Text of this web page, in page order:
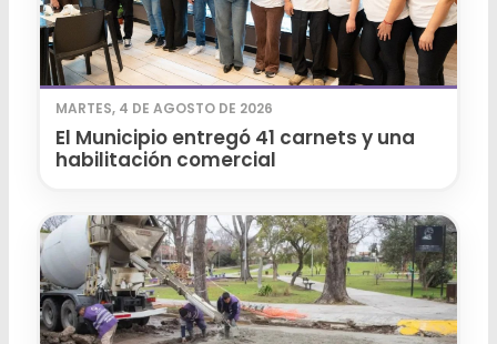
MARTES, 4 DE AGOSTO DE 2026
El Municipio entregó 41 carnets y una
habilitación comercial